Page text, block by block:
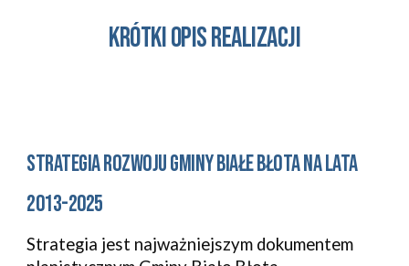
Krótki opis realizacji
STRATEGIA ROZWOJU GMINY BIAŁE BŁOTA NA LATA
2013-2025
Strategia jest najważniejszym dokumentem